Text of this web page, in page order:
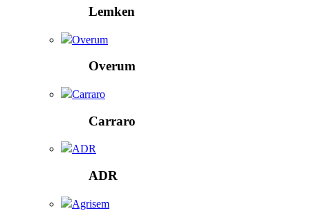
Lemken
Overum
Overum
Carraro
Carraro
ADR
ADR
Agrisem